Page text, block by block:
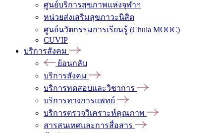
ศูนย์บริการสุขภาพแห่งจุฬาฯ
หน่วยส่งเสริมสุขภาวะนิสิต
ศูนย์นวัตกรรมการเรียนรู้ (Chula MOOC)
CUVIP
บริการสังคม
ย้อนกลับ
บริการสังคม
บริการทดสอบและวิชาการ
บริการทางการแพทย์
บริการตรวจวิเคราะห์คุณภาพ
สารสนเทศและการสื่อสาร